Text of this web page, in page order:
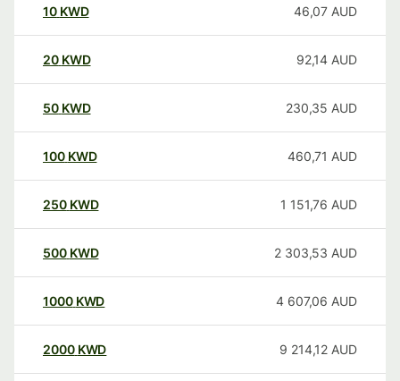
10 KWD 46,07 AUD
20 KWD 92,14 AUD
50 KWD 230,35 AUD
100 KWD 460,71 AUD
250 KWD 1 151,76 AUD
500 KWD 2 303,53 AUD
1000 KWD 4 607,06 AUD
2000 KWD 9 214,12 AUD